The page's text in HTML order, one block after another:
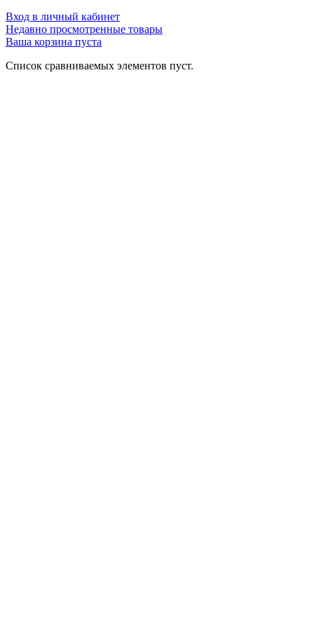
Вход в личный кабинет
Недавно просмотренные товары
Ваша корзина пуста
Список сравниваемых элементов пуст.